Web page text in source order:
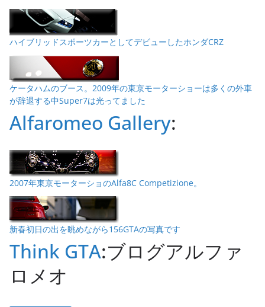
ハイブリッドスポーツカーとしてデビューしたホンダCRZ
ケータハムのブース。2009年の東京モーターショーは多くの外車
が辞退する中Super7は光ってました
Alfaromeo Gallery:
2007年東京モーターショのAlfa8C Competizione。
新春初日の出を眺めながら156GTAの写真です
Think GTA:ブログアルファ
ロメオ